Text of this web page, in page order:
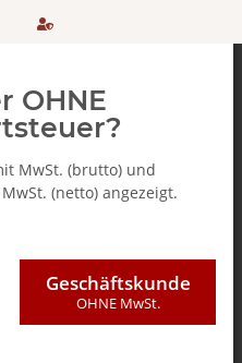
einkaufen
SSL
OHNE
MwSt. (brutto) und
(netto) angezeigt.
Geschäftskunde
OHNE MwSt.